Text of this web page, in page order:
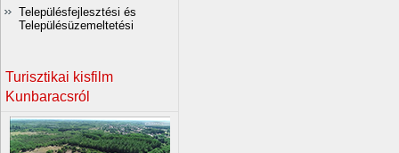
Településfejlesztési és
Településüzemeltetési
Turisztikai kisfilm
Kunbaracsról